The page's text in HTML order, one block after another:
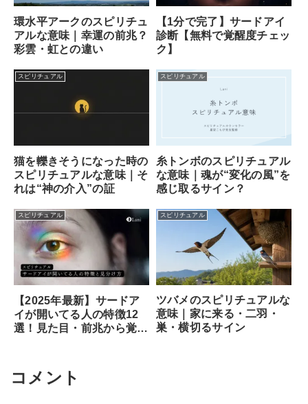
環水平アークのスピリチュ
アルな意味｜幸運の前兆？
彩雲・虹との違い
【1分で完了】サードアイ
診断【無料で覚醒度チェッ
ク】
スピリチュアル
猫を轢きそうになった時の
スピリチュアルな意味｜そ
れは“神の介入”の証
スピリチュアル
糸トンボのスピリチュアル
な意味｜魂が“変化の風”を
感じ取るサイン？
スピリチュアル
【2025年最新】サードア
イが開いてる人の特徴12
選！見た目・前兆から覚醒
スピリチュアル
ツバメのスピリチュアルな
意味｜家に来る・二羽・
巣・横切るサイン
コメント